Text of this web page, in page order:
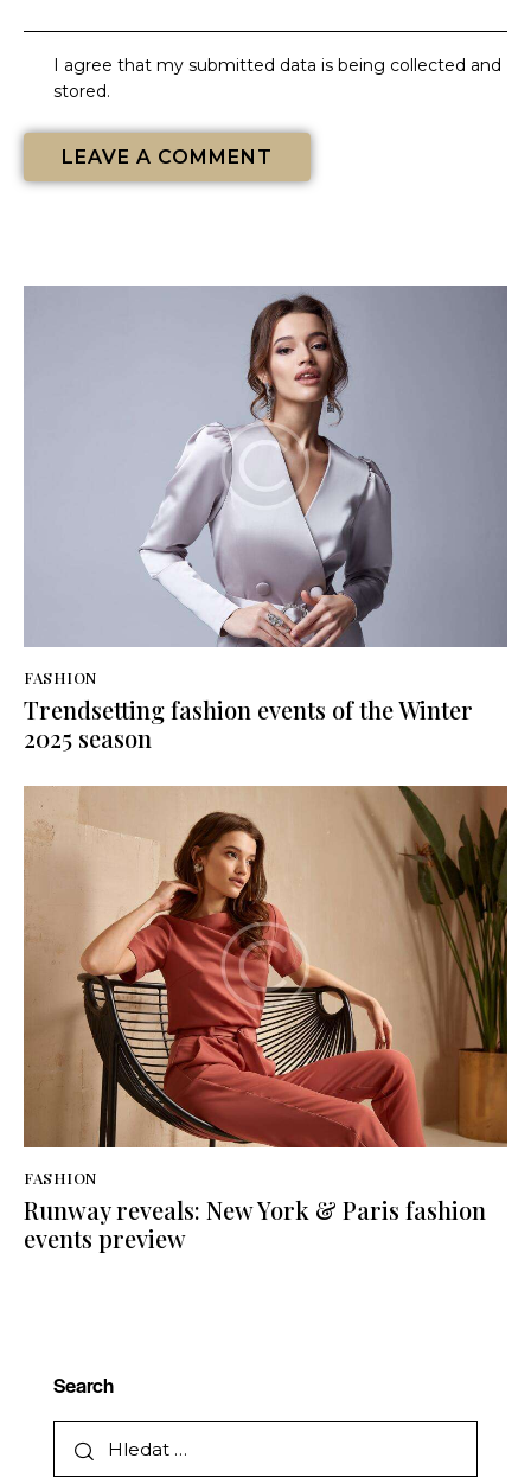
I agree that my submitted data is being collected and
stored.
FASHION
Trendsetting fashion events of the Winter
2025 season
FASHION
Runway reveals: New York & Paris fashion
events preview
Search